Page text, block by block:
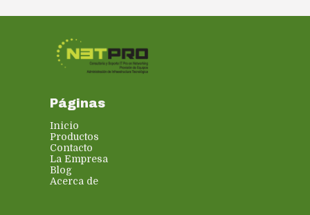
Páginas
Inicio
Productos
Contacto
La Empresa
Blog
Acerca de